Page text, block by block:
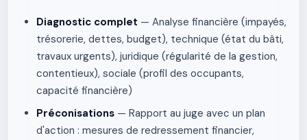
Diagnostic complet — Analyse financière (impayés,
trésorerie, dettes, budget), technique (état du bâti,
travaux urgents), juridique (régularité de la gestion,
contentieux), sociale (profil des occupants,
capacité financière)
Préconisations — Rapport au juge avec un plan
d'action : mesures de redressement financier,